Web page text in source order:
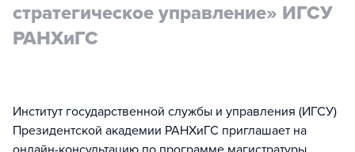
стратегическое управление» ИГСУ
РАНХиГС
Институт государственной службы и управления (ИГСУ)
Президентской академии РАНХиГС приглашает на